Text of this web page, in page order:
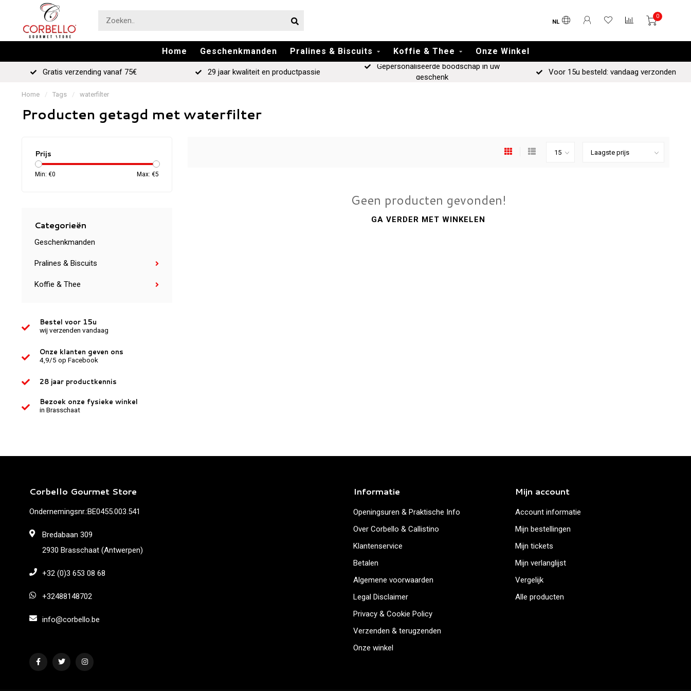
NL
0
Home Geschenkmanden Pralines & Biscuits Koffie & Thee Onze Winkel
Gratis verzending vanaf 75€ 29 jaar kwaliteit en productpassie
Gepersonaliseerde boodschap in uw
geschenk
Voor 15u besteld: vandaag verzonden
Home / Tags / waterfilter
Producten getagd met waterfilter
Prijs
Min: €0 Max: €5
Categorieën
Geschenkmanden
Pralines & Biscuits
Koffie & Thee
Bestel voor 15u
wij verzenden vandaag
Onze klanten geven ons
4,9/5 op Facebook
28 jaar productkennis
Bezoek onze fysieke winkel
in Brasschaat
Geen producten gevonden!
GA VERDER MET WINKELEN
Corbello Gourmet Store
Ondernemingsnr.:BE0455.003.541
Bredabaan 309
2930 Brasschaat (Antwerpen)
+32 (0)3 653 08 68
+32488148702
info@corbello.be
Informatie
Openingsuren & Praktische Info
Over Corbello & Callistino
Klantenservice
Betalen
Algemene voorwaarden
Legal Disclaimer
Privacy & Cookie Policy
Verzenden & terugzenden
Onze winkel
Mijn account
Account informatie
Mijn bestellingen
Mijn tickets
Mijn verlanglijst
Vergelijk
Alle producten